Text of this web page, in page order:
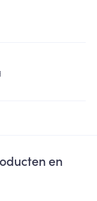
en